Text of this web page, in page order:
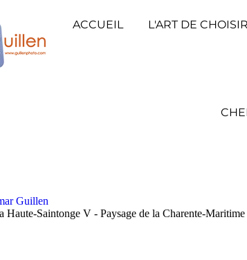
ACCUEIL L'ART DE CHOISIR
Guillen
Haute-Saintonge V - Paysage de la Charente-Maritime